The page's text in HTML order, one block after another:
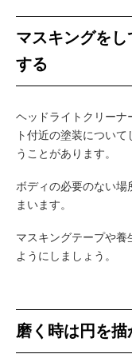
マスキングを
する
ヘッドライトクリーナ
ト付近の塗装につい
うことがあります。
ボディの必要のない場
まいます。
マスキングテープや養
ようにしましょう。
磨く時は円を描